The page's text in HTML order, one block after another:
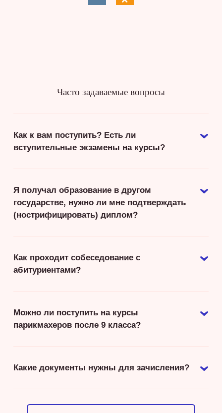
Часто задаваемые вопросы
Как к вам поступить? Есть ли
вступительные экзамены на курсы?
Я получал образование в другом
государстве, нужно ли мне подтверждать
(нострифицировать) диплом?
Как проходит собеседование с
абитуриентами?
Можно ли поступить на курсы
парикмахеров после 9 класса?
Какие документы нужны для зачисления?